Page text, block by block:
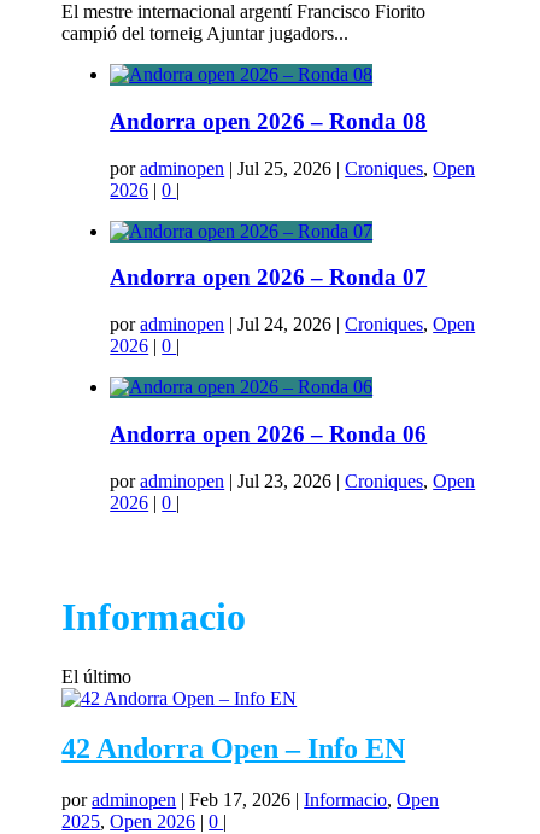
El mestre internacional argentí Francisco Fiorito
campió del torneig Ajuntar jugadors...
Andorra open 2026 – Ronda 08
poradminopen |Jul 25, 2026 |Croniques,Open
2026 |0 |
Andorra open 2026 – Ronda 07
poradminopen |Jul 24, 2026 |Croniques,Open
2026 |0 |
Andorra open 2026 – Ronda 06
poradminopen |Jul 23, 2026 |Croniques,Open
2026 |0 |
Informacio
El último
42 Andorra Open – Info EN
poradminopen |Feb 17, 2026 |Informacio,Open
2025,Open 2026 |0 |